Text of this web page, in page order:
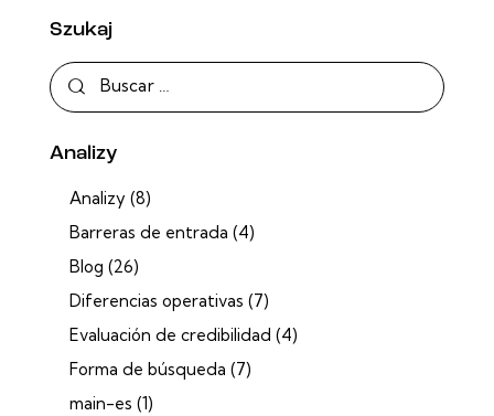
Szukaj
Analizy
Analizy (8)
Barreras de entrada (4)
Blog (26)
Diferencias operativas (7)
Evaluación de credibilidad (4)
Forma de búsqueda (7)
main-es (1)